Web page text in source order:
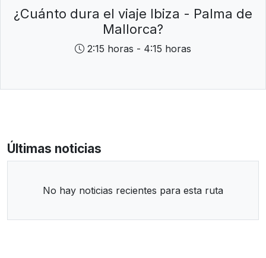
¿Cuánto dura el viaje Ibiza - Palma de
Mallorca?
2:15 horas - 4:15 horas
Últimas noticias
No hay noticias recientes para esta ruta